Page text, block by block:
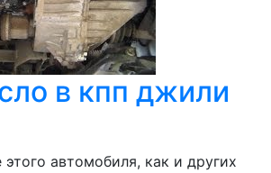
в кпп джили
автомобиля, как и других